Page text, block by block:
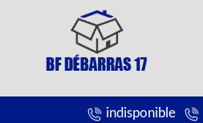
indisponible